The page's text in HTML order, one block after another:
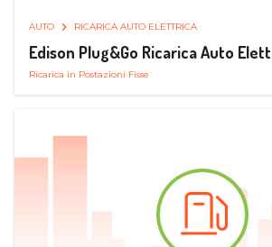
AUTO RICARICA AUTO ELETTRICA
Edison Plug&Go Ricarica Auto
Ricarica in Postazioni Fisse